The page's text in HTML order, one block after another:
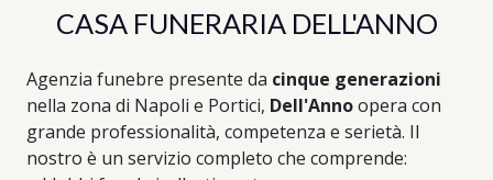
CASA FUNERARIA DELL'ANNO
Agenzia funebre presente da cinque generazioni
nella zona di Napoli e Portici, Dell'Annoopera con
grande professionalità, competenza e serietà. Il
nostro è un servizio completo che comprende: